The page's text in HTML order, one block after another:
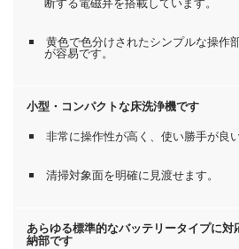
黄色で色分けされたシンプルな操作
が容易です。
小型・コンパクトな床洗浄機です
非常に操作性が高く、使い勝手が良い
清掃対象面を明確に見渡せます。
あらゆる標準的なバッテリータイプに対
納部です